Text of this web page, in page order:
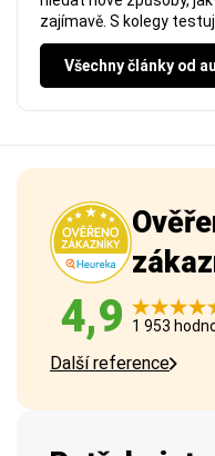
zajímavě. S kolegy
Všechny články od
4,9 1 953
Další reference